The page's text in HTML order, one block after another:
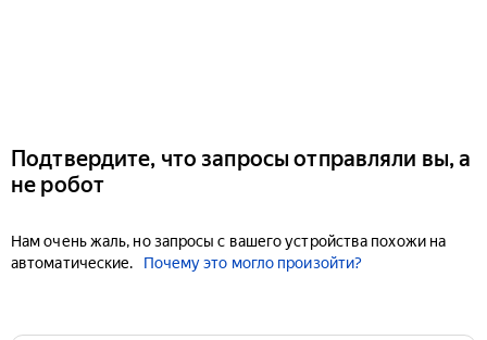
Подтвердите, что запросы отправляли вы, а
не робот
Нам очень жаль, но запросы с вашего устройства похожи на
автоматические.
Почему это могло произойти?